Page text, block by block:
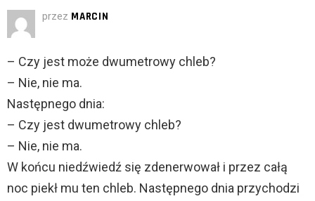
przez MARCIN
– Czy jest może dwumetrowy chleb?
– Nie, nie ma.
Następnego dnia:
– Czy jest dwumetrowy chleb?
– Nie, nie ma.
W końcu niedźwiedź się zdenerwował i przez całą
noc piekł mu ten chleb. Następnego dnia przychodzi